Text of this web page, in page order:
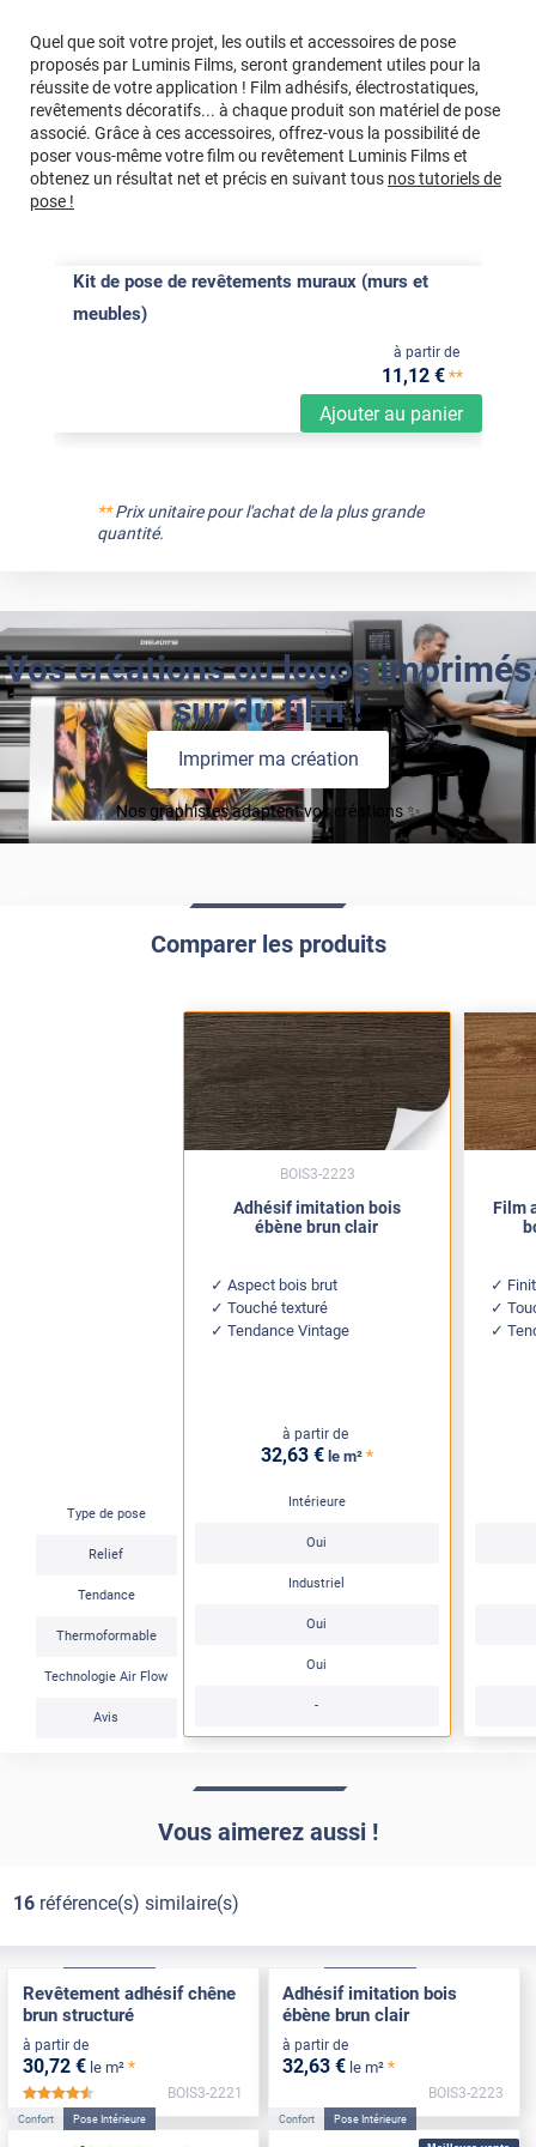
Quel que soit votre projet, les outils et accessoires de pose
proposés par Luminis Films, seront grandement utiles pour la
réussite de votre application ! Film adhésifs, électrostatiques,
revêtements décoratifs... à chaque produit son matériel de pose
associé. Grâce à ces accessoires, offrez-vous la possibilité de
poser vous-même votre film ou revêtement Luminis Films et
obtenez un résultat net et précis en suivant tous nos tutoriels de
pose !
Kit de pose de revêtements muraux (murs et
meubles)
Ajouter au panier
à partir de
11,12 €**
**Prix unitaire pour l'achat de la plus grande
quantité.
Vos créations ou logos imprimés
sur du film !
Imprimer ma création
Nos graphistes adaptent vos créations ✨
Comparer les produits
Type de pose
Relief
Tendance
Thermoformable
Technologie Air Flow
Avis
Adhésif imitation bois
ébène brun clair
Aspect bois brut
Touché texturé
Tendance Vintage
à partir de
32,63 € le m² *
Intérieure
Oui
Industriel
Oui
Oui
-
BOIS3-2223
Film
Vous aimerez aussi !
16référence(s) similaire(s)
Revêtement adhésif chêne
brun structuré
à partir de
30,72 € le m² *
*****
BOIS3-2221
Adhésif imitation bois
ébène brun clair
à partir de
32,63 € le m² *
BOIS3-2223
Confort Pose Intérieure Confort Pose Intérieure